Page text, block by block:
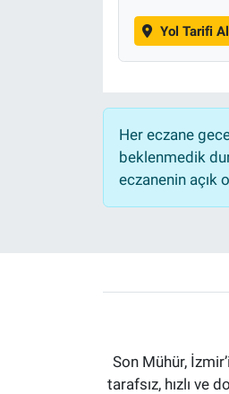
Yol Tarifi Al
Her eczane
beklenmedik
eczanenin açık
Son Mühür,
tarafsız, hızlı ve